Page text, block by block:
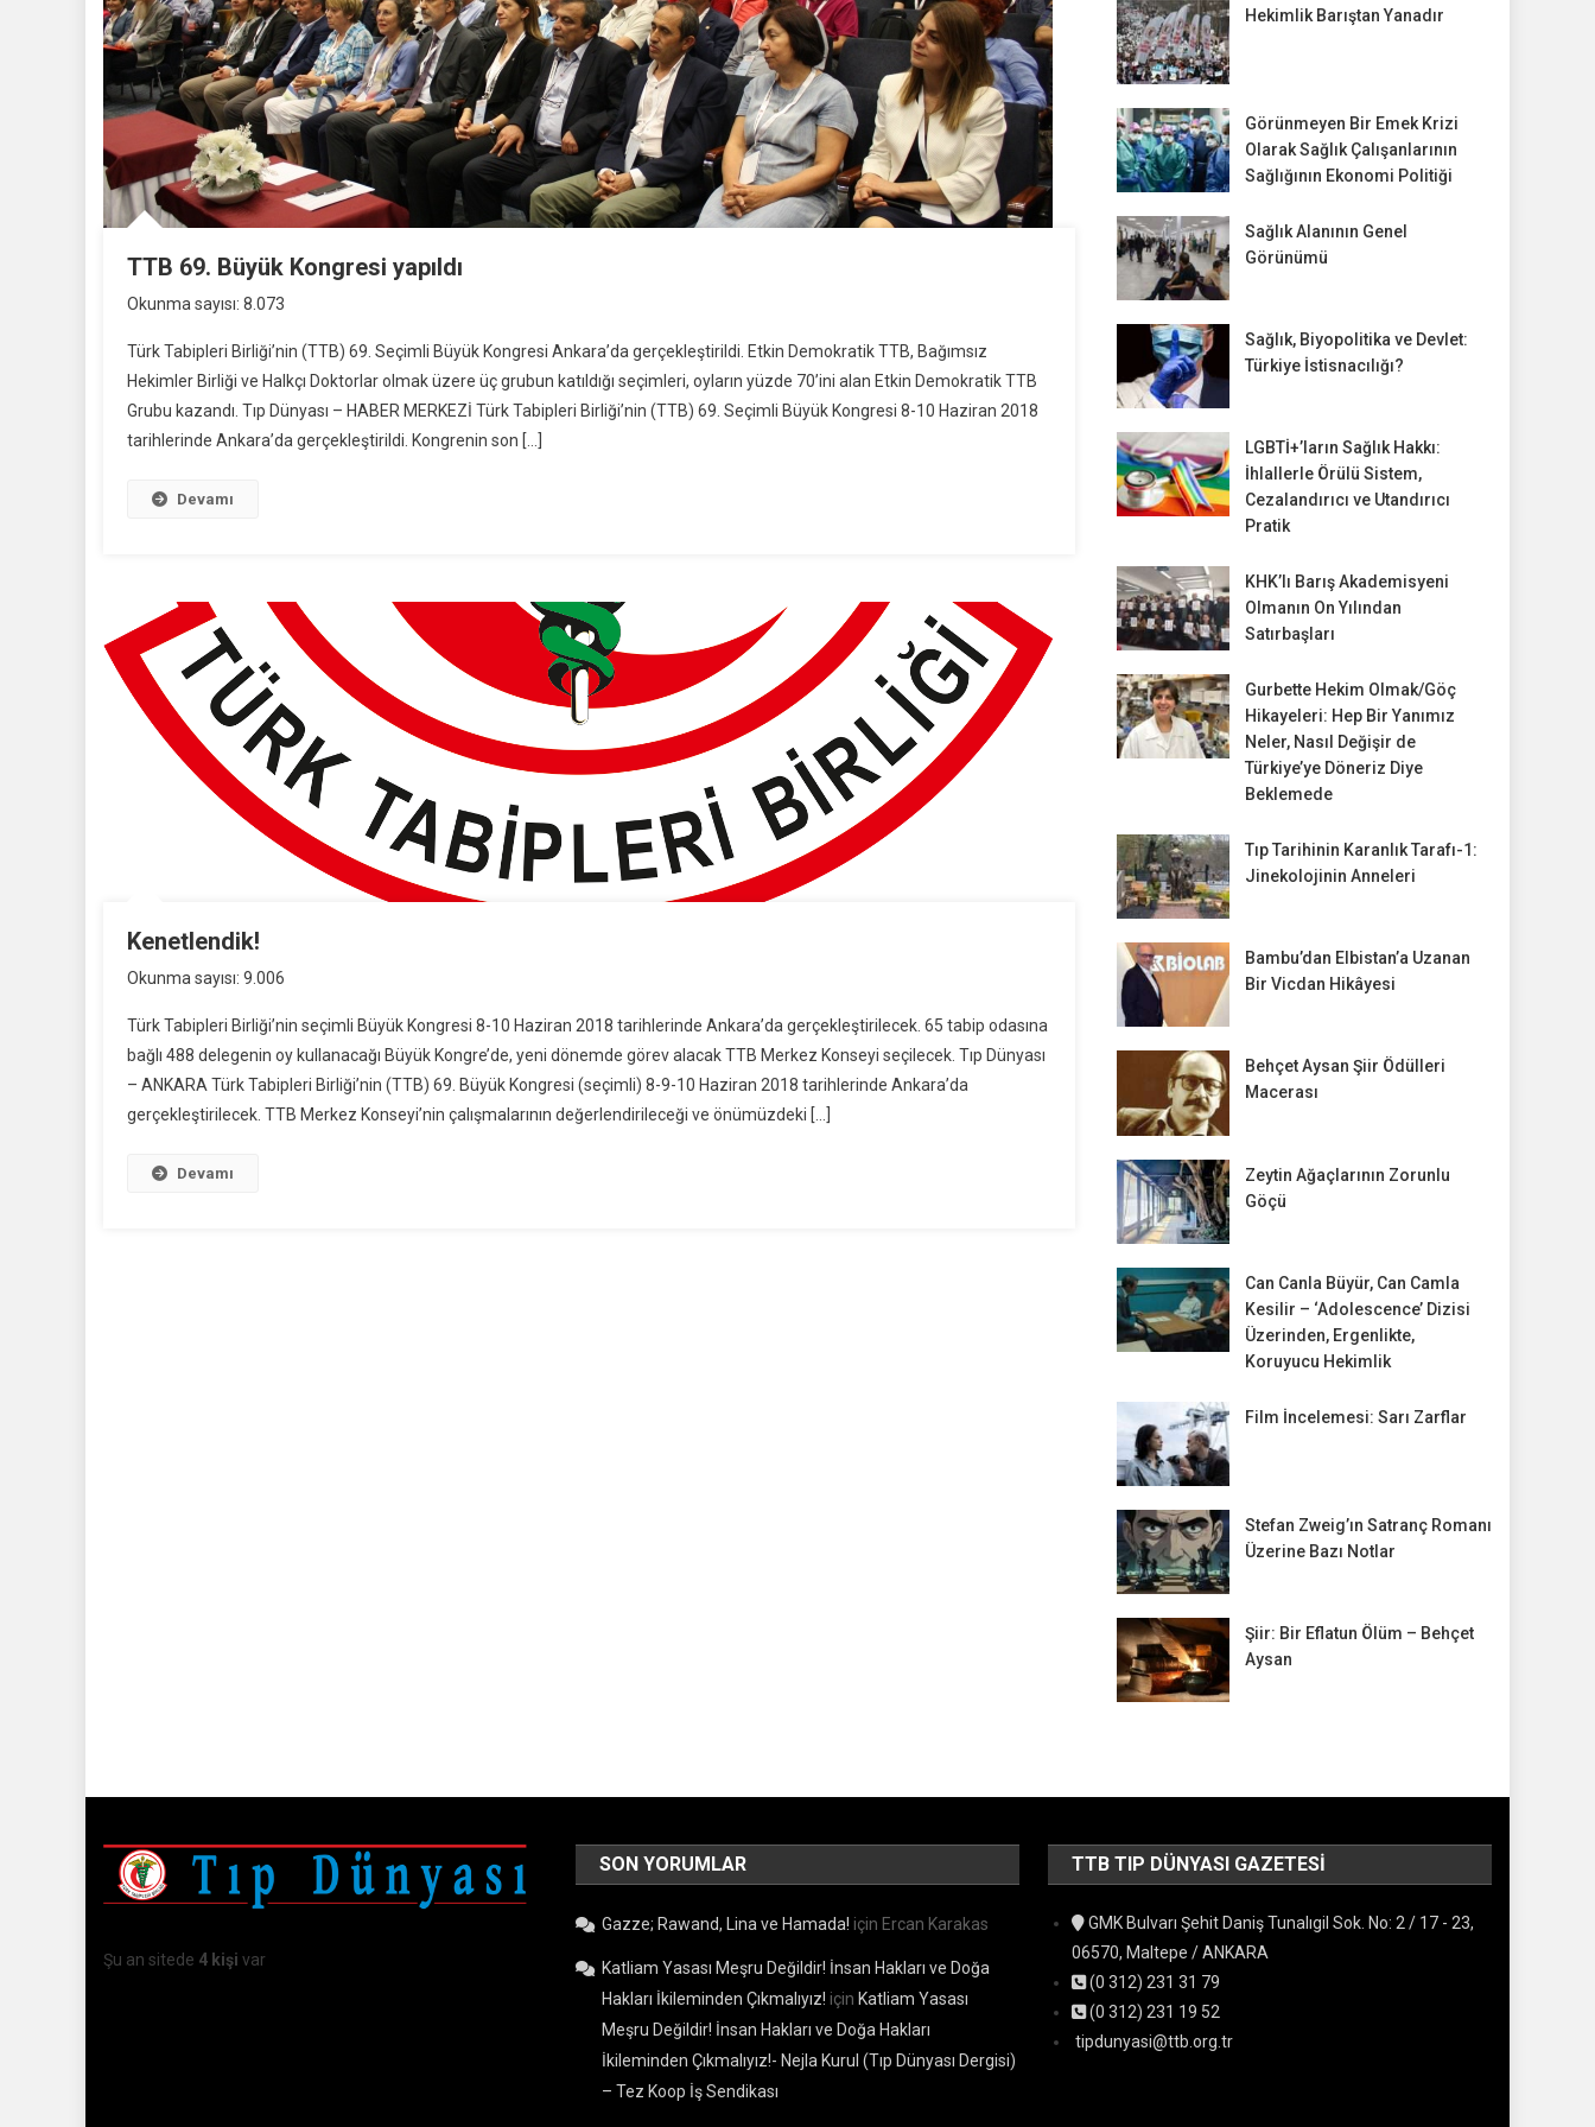
TTB 69. Büyük Kongresi yapıldı
Okunma sayısı: 8.073
Türk Tabipleri Birliği’nin (TTB) 69. Seçimli Büyük Kongresi Ankara’da gerçekleştirildi. Etkin Demokratik TTB, Bağımsız
Hekimler Birliği ve Halkçı Doktorlar olmak üzere üç grubun katıldığı seçimleri, oyların yüzde 70’ini alan Etkin Demokratik TTB
Grubu kazandı. Tıp Dünyası – HABER MERKEZİ Türk Tabipleri Birliği’nin (TTB) 69. Seçimli Büyük Kongresi 8-10 Haziran 2018
tarihlerinde Ankara’da gerçekleştirildi. Kongrenin son […]
Devamı
Kenetlendik!
Okunma sayısı: 9.006
Türk Tabipleri Birliği’nin seçimli Büyük Kongresi 8-10 Haziran 2018 tarihlerinde Ankara’da gerçekleştirilecek. 65 tabip odasına
bağlı 488 delegenin oy kullanacağı Büyük Kongre’de, yeni dönemde görev alacak TTB Merkez Konseyi seçilecek. Tıp Dünyası
– ANKARA Türk Tabipleri Birliği’nin (TTB) 69. Büyük Kongresi (seçimli) 8-9-10 Haziran 2018 tarihlerinde Ankara’da
gerçekleştirilecek. TTB Merkez Konseyi’nin çalışmalarının değerlendirileceği ve önümüzdeki […]
Devamı
Hekimlik Barıştan Yanadır
Görünmeyen Bir Emek Krizi
Olarak Sağlık Çalışanlarının
Sağlığının Ekonomi Politiği
Sağlık Alanının Genel
Görünümü
Sağlık, Biyopolitika ve Devlet:
Türkiye İstisnacılığı?
LGBTİ+’ların Sağlık Hakkı:
İhlallerle Örülü Sistem,
Cezalandırıcı ve Utandırıcı
Pratik
KHK’lı Barış Akademisyeni
Olmanın On Yılından
Satırbaşları
Gurbette Hekim Olmak/Göç
Hikayeleri: Hep Bir Yanımız
Neler, Nasıl Değişir de
Türkiye’ye Döneriz Diye
Beklemede
Tıp Tarihinin Karanlık Tarafı-1:
Jinekolojinin Anneleri
Bambu’dan Elbistan’a Uzanan
Bir Vicdan Hikâyesi
Behçet Aysan Şiir Ödülleri
Macerası
Zeytin Ağaçlarının Zorunlu
Göçü
Can Canla Büyür, Can Camla
Kesilir – ‘Adolescence’ Dizisi
Üzerinden, Ergenlikte,
Koruyucu Hekimlik
Film İncelemesi: Sarı Zarflar
Stefan Zweig’ın Satranç Romanı
Üzerine Bazı Notlar
Şiir: Bir Eflatun Ölüm – Behçet
Aysan
Şu an sitede 4 kişi var
SON YORUMLAR
Gazze; Rawand, Lina ve Hamada! için Ercan Karakas
Katliam Yasası Meşru Değildir! İnsan Hakları ve Doğa
Hakları İkileminden Çıkmalıyız! için Katliam Yasası
Meşru Değildir! İnsan Hakları ve Doğa Hakları
İkileminden Çıkmalıyız!- Nejla Kurul (Tıp Dünyası Dergisi)
– Tez Koop İş Sendikası
TTB TIP DÜNYASI GAZETESI
GMK Bulvarı Şehit Daniş Tunalıgil Sok. No: 2 / 17 - 23,
06570, Maltepe / ANKARA
(0 312) 231 31 79
(0 312) 231 19 52
tipdunyasi@ttb.org.tr